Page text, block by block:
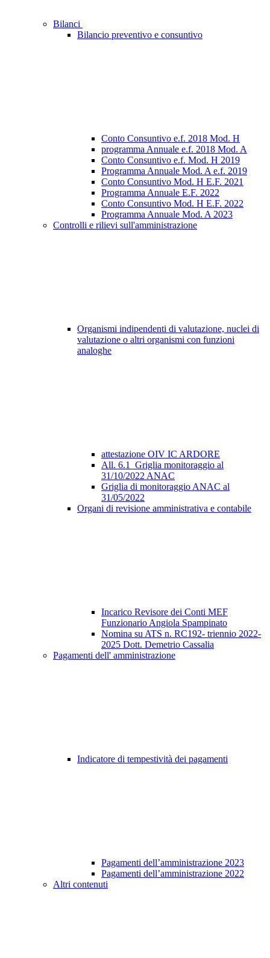
Bilanci
Bilancio preventivo e consuntivo
Conto Consuntivo e.f. 2018 Mod. H
programma Annuale e.f. 2018 Mod. A
Conto Consuntivo e.f. Mod. H 2019
Programma Annuale Mod. A e.f. 2019
Conto Consuntivo Mod. H E.F. 2021
Programma Annuale E.F. 2022
Conto Consuntivo Mod. H E.F. 2022
Programma Annuale Mod. A 2023
Controlli e rilievi sull'amministrazione
Organismi indipendenti di valutazione, nuclei di
valutazione o altri organismi con funzioni
analoghe
attestazione OIV IC ARDORE
All. 6.1_Griglia monitoraggio al
31/10/2022 ANAC
Griglia di monitoraggio ANAC al
31/05/2022
Organi di revisione amministrativa e contabile
Incarico Revisore dei Conti MEF
Funzionario Angiola Spampinato
Nomina su ATS n. RC192- triennio 2022-
2025 Dott. Demetrio Cassalia
Pagamenti dell' amministrazione
Indicatore di tempestività dei pagamenti
Pagamenti dell’amministrazione 2023
Pagamenti dell’amministrazione 2022
Altri contenuti